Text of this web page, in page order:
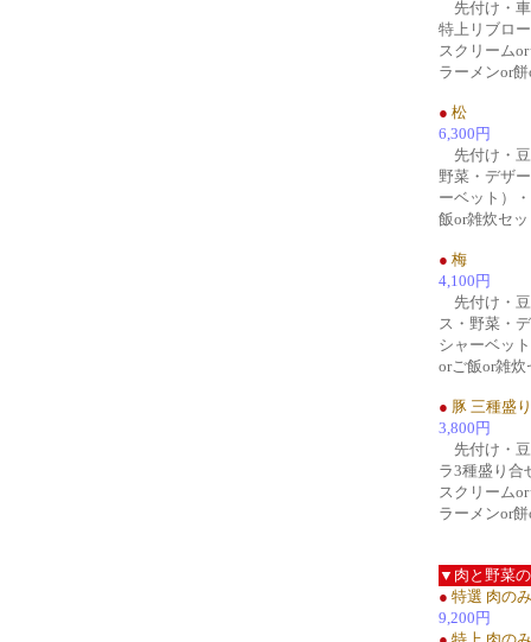
先付け・車
特上リブロ
スクリーム
ラーメンor
● 松
6,300円
先付け・豆
野菜・デザ
ーベット）
飯or雑炊セ
● 梅
4,100円
先付け・豆
ス・野菜・
シャーベッ
orご飯or雑炊
● 豚 三種盛り
3,800円
先付け・豆
ラ3種盛り合
スクリーム
ラーメンor
▼肉と野菜
● 特選 肉のみ
9,200円